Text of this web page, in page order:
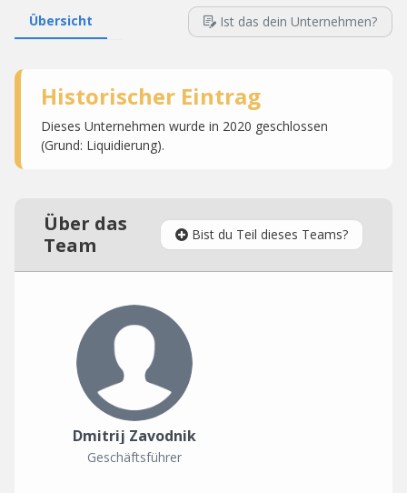
Übersicht Ist das dein Unternehmen?
Historischer Eintrag
Dieses Unternehmen wurde in 2020 geschlossen
(Grund: Liquidierung).
Über das
Team
Bist du Teil dieses Teams?
Dmitrij Zavodnik
Geschäftsführer